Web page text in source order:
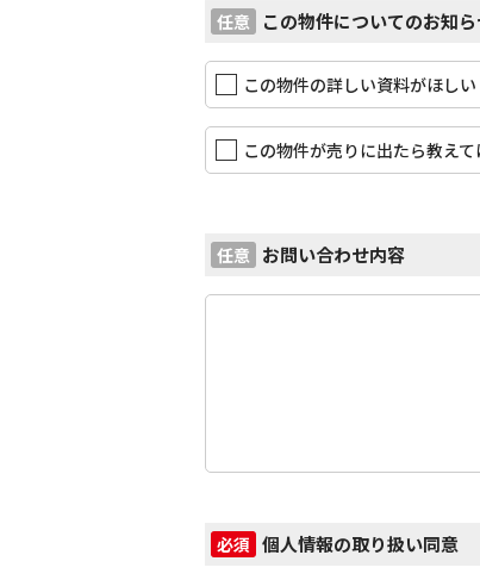
任意 この物件についてのお知
この物件の詳しい資料がほしい
この物件が売りに出たら教えて
任意 お問い合わせ内容
必須 個人情報の取り扱い同意